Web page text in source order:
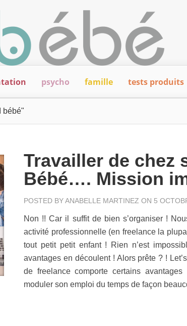
psycho famille tests produits
bébé"
Travailler de chez
Bébé…. Mission
POSTED BYANABELLE MARTINEZ ON 5
Non !! Car il suffit de bien s’organiser !
activité professionnelle (en freelance la
tout petit petit enfant ! Rien n’est
avantages en découlent ! Alors prête ? !
de freelance comporte certains
moduler son emploi du temps de façon